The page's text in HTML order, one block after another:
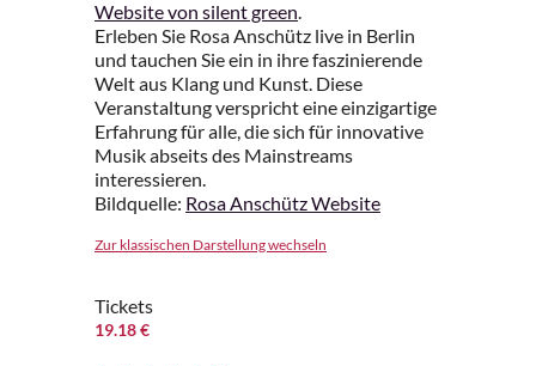
Website von silent green.
Erleben Sie Rosa Anschütz live in Berlin
und tauchen Sie ein in ihre faszinierende
Welt aus Klang und Kunst. Diese
Veranstaltung verspricht eine einzigartige
Erfahrung für alle, die sich für innovative
Musik abseits des Mainstreams
interessieren.
Bildquelle: Rosa Anschütz Website
Zur klassischen Darstellung wechseln
Tickets
19.18 €